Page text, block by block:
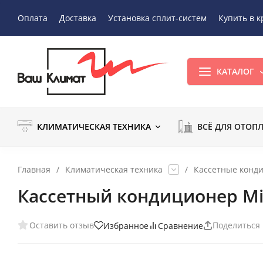
Оплата Доставка Установка сплит-систем Купить в
КАТАЛОГ
КЛИМАТИЧЕСКАЯ ТЕХНИКА ВСЁ ДЛЯ
Главная / Климатическая техника / Кассетные
Кассетный кондиционер
Оставить отзыв Избранное Сравнение Поделиться